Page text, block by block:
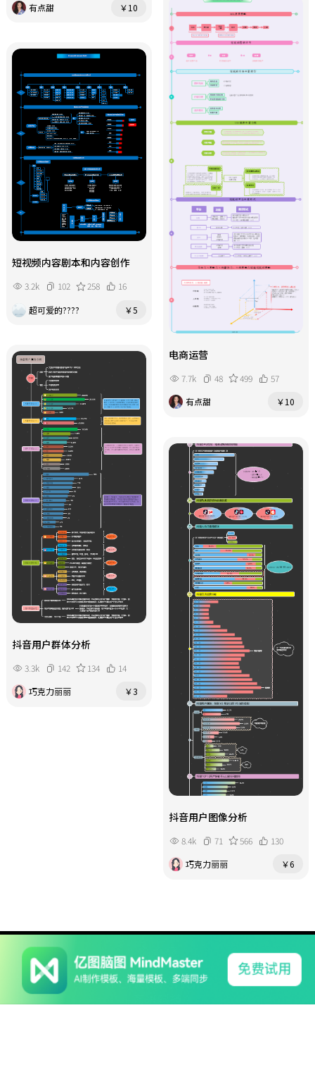
有点甜
￥10
电商运营
7.7k 48 499
57
有点甜
￥10
短视频内容剧本和内容创作
3.2k 102 258
16
超可爱的????
￥5
抖音用户群体分析
3.3k 142 134
14
巧克力丽丽
￥3
抖音用户图像分析
8.4k 71 566
130
巧克力丽丽
￥6